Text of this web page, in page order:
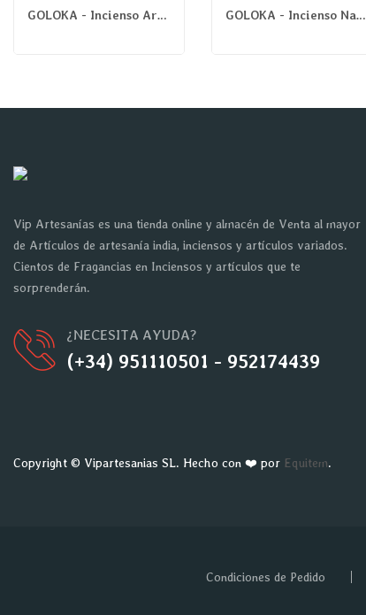
GOLOKA - Incienso Arcángel Gabriel Masala GOLOKA - Incienso Nature Albahaca
Vip Artesanías es una tienda online y almacén de Venta al mayor
de Artículos de artesanía india, inciensos y artículos variados.
Cientos de Fragancias en Inciensos y artículos que te
sorprenderán.
¿NECESITA AYUDA?
(+34) 951110501 - 952174439
Copyright © Vipartesanias SL. Hecho con ❤️ por Equitem.
Condiciones de Pedido